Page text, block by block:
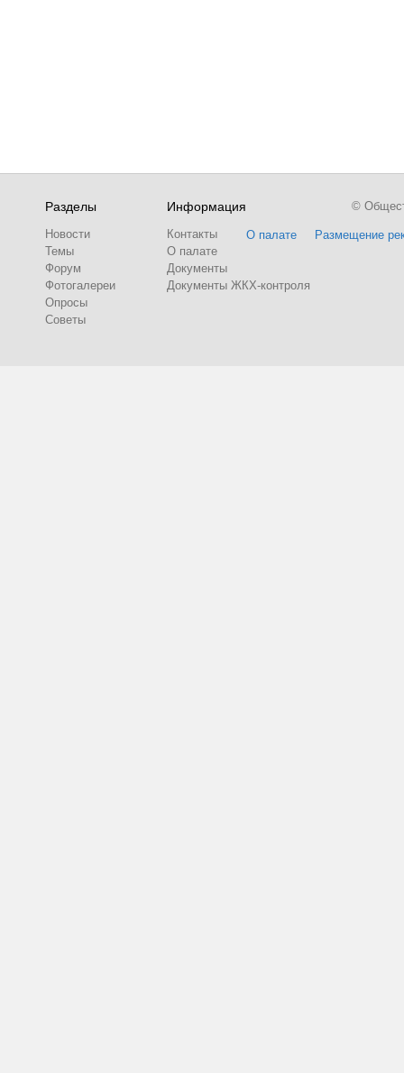
Разделы
Новости
Темы
Форум
Фотогалереи
Опросы
Советы
Информация
Контакты
О палате
Документы
Документы ЖКХ-контроля
О палате Размещение
©